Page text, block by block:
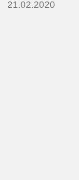
21.02.2020